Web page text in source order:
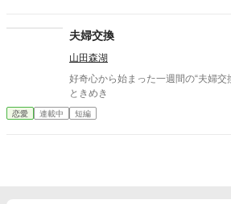
夫婦交換
山田森湖
好奇心から始まった一週間の“夫婦交
ときめき
恋愛 連載中 短編